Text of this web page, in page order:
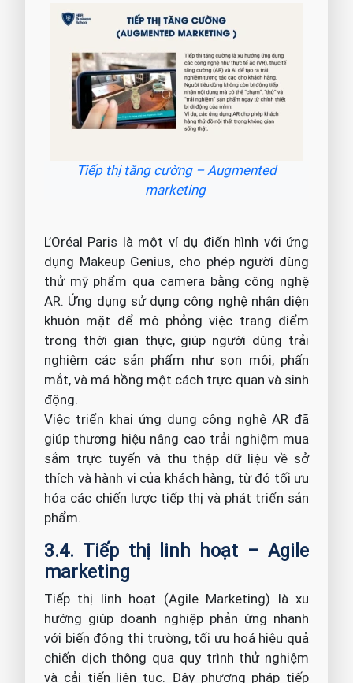
Tiếp thị tăng cường – Augmented
marketing
L’Oréal Paris là một ví dụ điển hình với ứng
dụng Makeup Genius, cho phép người dùng
thử mỹ phẩm qua camera bằng công nghệ
AR. Ứng dụng sử dụng công nghệ nhận diện
khuôn mặt để mô phỏng việc trang điểm
trong thời gian thực, giúp người dùng trải
nghiệm các sản phẩm như son môi, phấn
mắt, và má hồng một cách trực quan và sinh
động.
Việc triển khai ứng dụng công nghệ AR đã
giúp thương hiệu nâng cao trải nghiệm mua
sắm trực tuyến và thu thập dữ liệu về sở
thích và hành vi của khách hàng, từ đó tối ưu
hóa các chiến lược tiếp thị và phát triển sản
phẩm.
3.4. Tiếp thị linh hoạt – Agile
marketing
Tiếp thị linh hoạt (Agile Marketing) là xu
hướng giúp doanh nghiệp phản ứng nhanh
với biến động thị trường, tối ưu hoá hiệu quả
chiến dịch thông qua quy trình thử nghiệm
và cải tiến liên tục. Đây phương pháp tiếp